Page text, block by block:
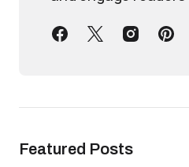
Featured Posts